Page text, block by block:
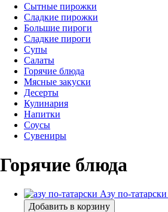
Сытные пирожки
Сладкие пирожки
Большие пироги
Сладкие пироги
Супы
Салаты
Горячие блюда
Мясные закуски
Десерты
Кулинария
Напитки
Соусы
Сувениры
Горячие блюда
Азу по-
Добавить в корзину